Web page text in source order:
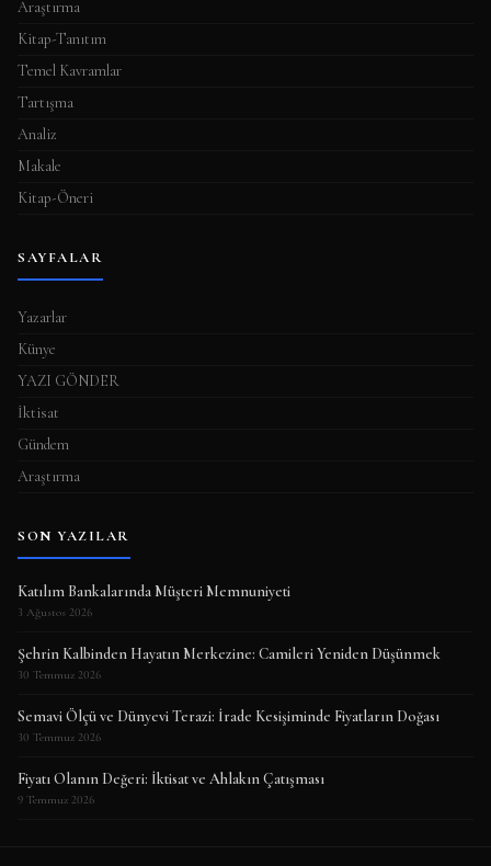
Araştırma
Kitap-Tanıtım
Temel Kavramlar
Tartışma
Analiz
Makale
Kitap-Öneri
SAYFALAR
Yazarlar
Künye
YAZI GÖNDER
İktisat
Gündem
Araştırma
SON YAZILAR
Katılım Bankalarında Müşteri Memnuniyeti
3 Ağustos 2026
Şehrin Kalbinden Hayatın Merkezine: Camileri Yeniden Düşünmek
30 Temmuz 2026
Semavi Ölçü ve Dünyevi Terazi: İrade Kesişiminde Fiyatların Doğası
30 Temmuz 2026
Fiyatı Olanın Değeri: İktisat ve Ahlakın Çatışması
9 Temmuz 2026